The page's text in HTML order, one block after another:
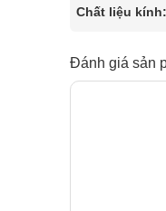
Chất liệu kính:
Đánh giá sản